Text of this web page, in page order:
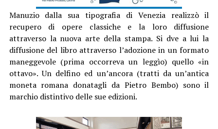
Manuzio dalla sua tipografia di Venezia realizzò il
recupero di opere classiche e la loro diffusione
attraverso la nuova arte della stampa. Si dve a lui la
diffusione del libro attraverso l’adozione in un formato
maneggevole (prima occorreva un leggìo) quello «in
ottavo». Un delfino ed un’ancora (tratti da un’antica
moneta romana donatagli da Pietro Bembo) sono il
marchio distintivo delle sue edizioni.